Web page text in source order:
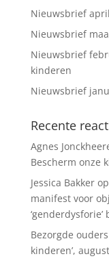
Nieuwsbrief
Nieuwsbrief
Nieuwsbrief
kinderen
Nieuwsbrief
Recente
Agnes
Bescherm onze
Jessica Bakkerop
manifest voor
Bezorgde ouders
kinderen’,